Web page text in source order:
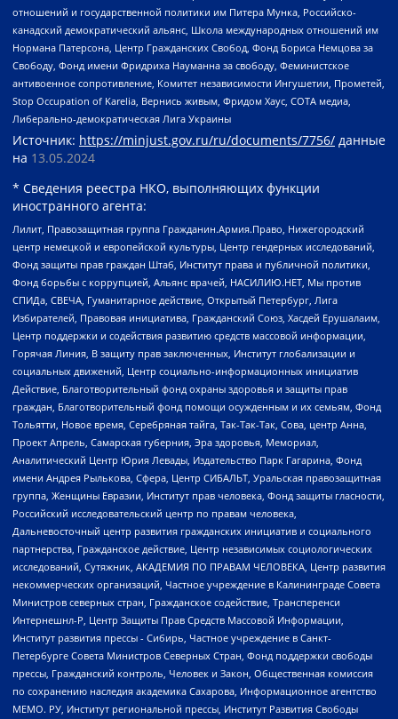
отношений и государственной политики им Питера Мунка, Российско-
канадский демократический альянс, Школа международных отношений им
Нормана Патерсона, Центр Гражданских Свобод, Фонд Бориса Немцова за
Свободу, Фонд имени Фридриха Науманна за свободу, Феминистское
антивоенное сопротивление, Комитет независимости Ингушетии, Прометей,
Stop Occupation of Karelia, Вернись живым, Фридом Хаус, СОТА медиа,
Либерально-демократическая Лига Украины
Источник: https://minjust.gov.ru/ru/documents/7756/ данные
на 13.05.2024
* Сведения реестра НКО, выполняющих функции
иностранного агента:
Лилит, Правозащитная группа Гражданин.Армия.Право, Нижегородский
центр немецкой и европейской культуры, Центр гендерных исследований,
Фонд защиты прав граждан Штаб, Институт права и публичной политики,
Фонд борьбы с коррупцией, Альянс врачей, НАСИЛИЮ.НЕТ, Мы против
СПИДа, СВЕЧА, Гуманитарное действие, Открытый Петербург, Лига
Избирателей, Правовая инициатива, Гражданский Союз, Хасдей Ерушалаим,
Центр поддержки и содействия развитию средств массовой информации,
Горячая Линия, В защиту прав заключенных, Институт глобализации и
социальных движений, Центр социально-информационных инициатив
Действие, Благотворительный фонд охраны здоровья и защиты прав
граждан, Благотворительный фонд помощи осужденным и их семьям, Фонд
Тольятти, Новое время, Серебряная тайга, Так-Так-Так, Сова, центр Анна,
Проект Апрель, Самарская губерния, Эра здоровья, Мемориал,
Аналитический Центр Юрия Левады, Издательство Парк Гагарина, Фонд
имени Андрея Рылькова, Сфера, Центр СИБАЛЬТ, Уральская правозащитная
группа, Женщины Евразии, Институт прав человека, Фонд защиты гласности,
Российский исследовательский центр по правам человека,
Дальневосточный центр развития гражданских инициатив и социального
партнерства, Гражданское действие, Центр независимых социологических
исследований, Сутяжник, АКАДЕМИЯ ПО ПРАВАМ ЧЕЛОВЕКА, Центр развития
некоммерческих организаций, Частное учреждение в Калининграде Совета
Министров северных стран, Гражданское содействие, Трансперенси
Интернешнл-Р, Центр Защиты Прав Средств Массовой Информации,
Институт развития прессы - Сибирь, Частное учреждение в Санкт-
Петербурге Совета Министров Северных Стран, Фонд поддержки свободы
прессы, Гражданский контроль, Человек и Закон, Общественная комиссия
по сохранению наследия академика Сахарова, Информационное агентство
МЕМО. РУ, Институт региональной прессы, Институт Развития Свободы